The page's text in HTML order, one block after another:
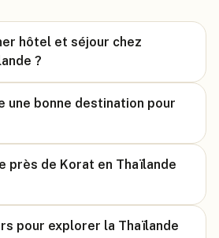
hôtel et séjour chez
?
une bonne destination pour
près de Korat en Thaïlande
pour explorer la Thaïlande